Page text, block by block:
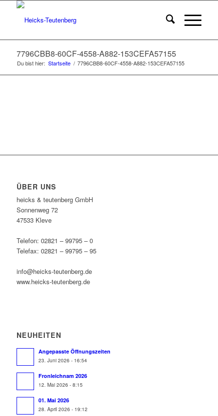
7796CBB8-60CF-4558-A882-153CEFA57155
Du bist hier: Startseite / 7796CBB8-60CF-4558-A882-153CEFA57155
ÜBER UNS
heicks & teutenberg GmbH
Sonnenweg 72
47533 Kleve
Telefon: 02821 – 99795 – 0
Telefax: 02821 – 99795 – 95
info@heicks-teutenberg.de
www.heicks-teutenberg.de
NEUHEITEN
Angepasste Öffnungszeiten
23. Juni 2026 - 16:54
Fronleichnam 2026
12. Mai 2026 - 8:15
01. Mai 2026
28. April 2026 - 19:12